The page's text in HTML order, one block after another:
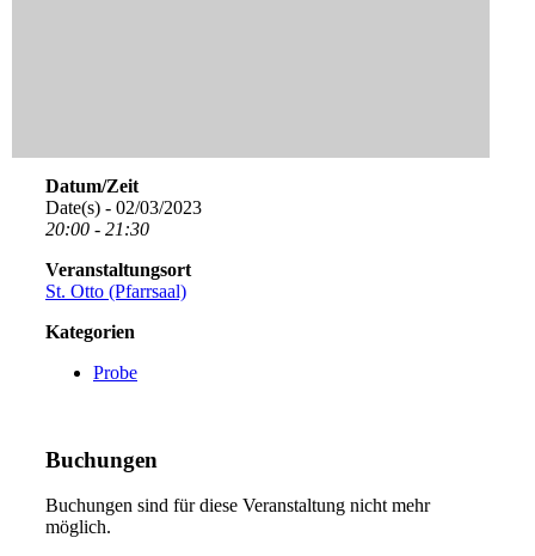
Datum/Zeit
Date(s) - 02/03/2023
20:00 - 21:30
Veranstaltungsort
St. Otto (Pfarrsaal)
Kategorien
Probe
Buchungen
Buchungen sind für diese Veranstaltung nicht mehr
möglich.